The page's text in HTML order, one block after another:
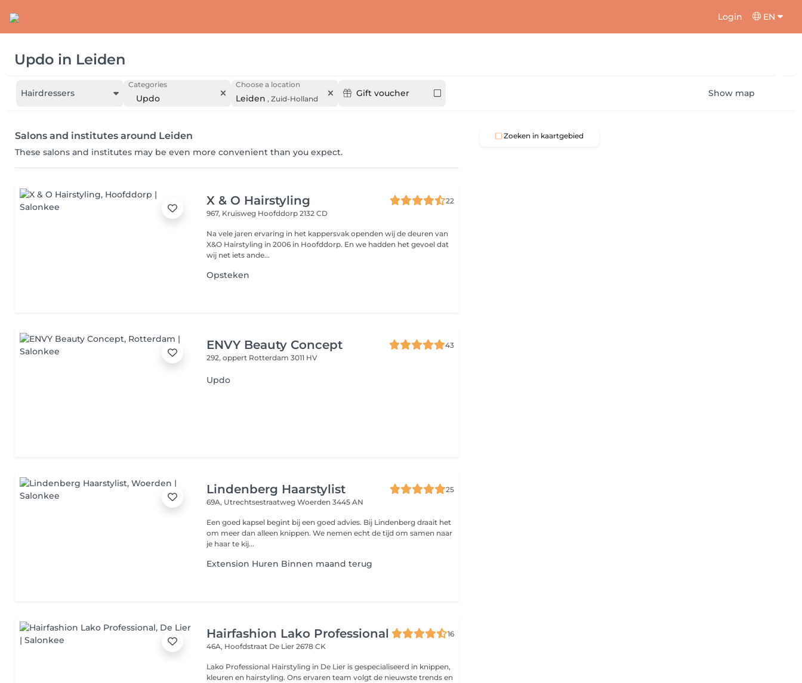
Login EN
Updo in Leiden
Hairdressers
Categories
Updo
Choose a location
Leiden , Zuid-Holland
Gift voucher Show map
Salons and institutes around Leiden
These salons and institutes may be even more convenient than you expect.
X & O Hairstyling
22
967, Kruisweg Hoofddorp 2132 CD
Na vele jaren ervaring in het kappersvak openden wij de deuren van
X&O Hairstyling in 2006 in Hoofddorp. En we hadden het gevoel dat
wij net iets ande...
Opsteken
ENVY Beauty Concept
43
292, oppert Rotterdam 3011 HV
Updo
Lindenberg Haarstylist
25
69A, UtrechtsestraatwegWoerden 3445 AN
Een goed kapsel begint bij een goed advies. Bij Lindenberg draait het
om meer dan alleen knippen. We nemen echt de tijd om samen naar
je haar te kij...
Extension Huren Binnen maand terug
Hairfashion Lako Professional
16
46A, Hoofdstraat De Lier 2678 CK
Lako Professional Hairstyling in De Lier is gespecialiseerd in knippen,
kleuren en hairstyling. Ons ervaren team volgt de nieuwste trends en
Zoeken in kaartgebied